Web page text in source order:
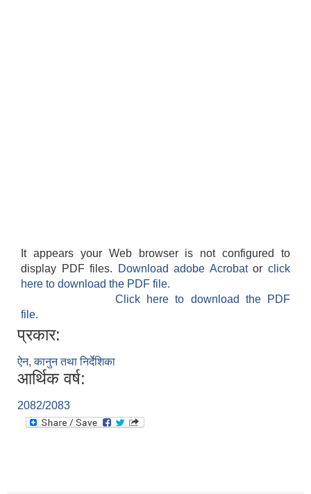
It appears your Web browser is not configured to
display PDF files.
Download adobe Acrobatorclick
here to download the PDF file.
Click here to download the PDF
file.
प्रकार:
ऐन, कानुन तथा निर्देशिका
आर्थिक वर्ष:
2082/2083